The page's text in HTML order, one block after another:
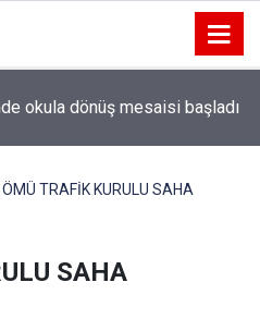
okula dönüş mesaisi başladı
ÖMÜ TRAFİK KURULU SAHA
SAHA